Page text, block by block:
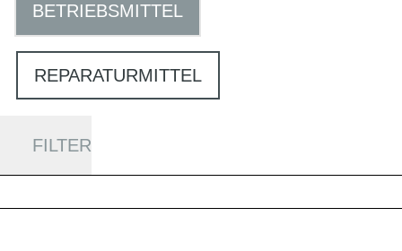
BETRIEBSMITTEL
REPARATURMITTEL
FILTER